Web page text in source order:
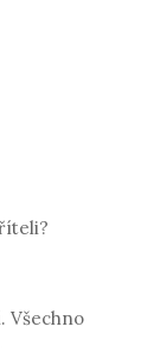
Všechno